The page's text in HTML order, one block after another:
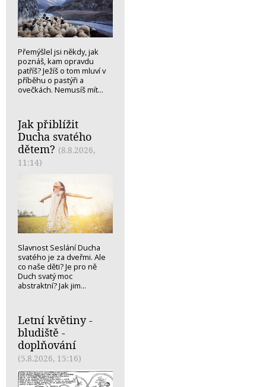
Přemýšlel jsi někdy, jak
poznáš, kam opravdu
patříš? Ježíš o tom mluví v
příběhu o pastýři a
ovečkách. Nemusíš mít...
Jak přiblížit
Ducha svatého
dětem? (8.8.2026,
11:14)
Slavnost Seslání Ducha
svatého je za dveřmi. Ale
co naše děti? Je pro ně
Duch svatý moc
abstraktní? Jak jim...
Letní květiny -
bludiště -
doplňování
(5.8.2026, 15:16)